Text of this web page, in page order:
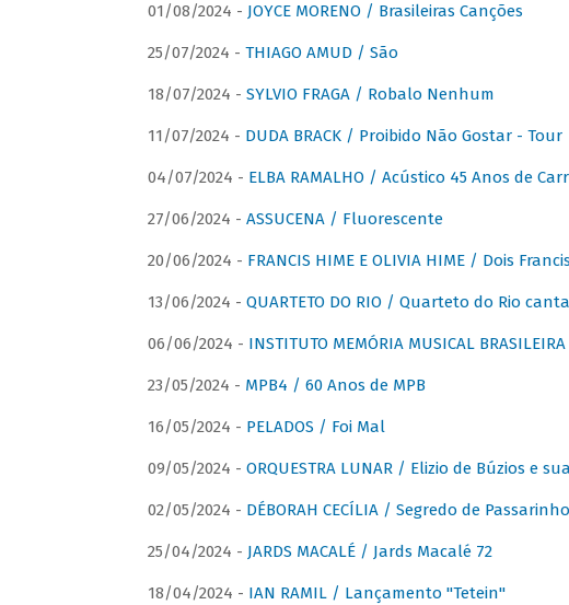
01/08/2024 - JOYCE MORENO / Brasileiras Canções
25/07/2024 - THIAGO AMUD / São
18/07/2024 - SYLVIO FRAGA / Robalo Nenhum
11/07/2024 - DUDA BRACK / Proibido Não Gostar - Tour
04/07/2024 - ELBA RAMALHO / Acústico 45 Anos de
27/06/2024 - ASSUCENA / Fluorescente
20/06/2024 - FRANCIS HIME E OLIVIA HIME / Dois
13/06/2024 - QUARTETO DO RIO / Quarteto do Rio
06/06/2024 - INSTITUTO MEMÓRIA MUSICAL
23/05/2024 - MPB4 / 60 Anos de MPB
16/05/2024 - PELADOS / Foi Mal
09/05/2024 - ORQUESTRA LUNAR / Elizio de Búzios e
02/05/2024 - DÉBORAH CECÍLIA / Segredo de Passarinho
25/04/2024 - JARDS MACALÉ / Jards Macalé 72
18/04/2024 - IAN RAMIL / Lançamento "Tetein"